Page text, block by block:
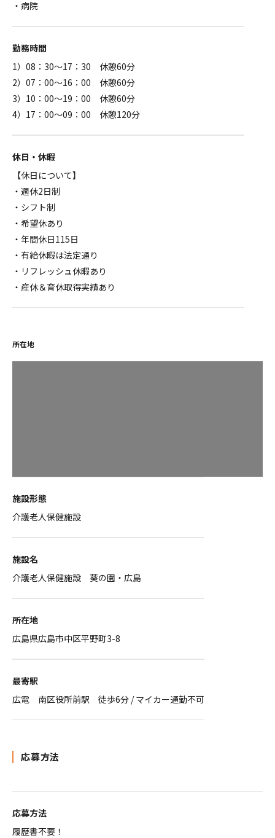
・病院
勤務時間
1）08：30～17：30 休憩60分
2）07：00～16：00 休憩60分
3）10：00～19：00 休憩60分
4）17：00～09：00 休憩120分
休日・休暇
【休日について】
・週休2日制
・シフト制
・希望休あり
・年間休日115日
・有給休暇は法定通り
・リフレッシュ休暇あり
・産休＆育休取得実績あり
所在地
施設形態
介護老人保健施設
施設名
介護老人保健施設 葵の園・広島
所在地
広島県広島市中区平野町3-8
最寄駅
広電 南区役所前駅 徒歩6分 / マイカー通勤不可
応募方法
応募方法
履歴書不要！